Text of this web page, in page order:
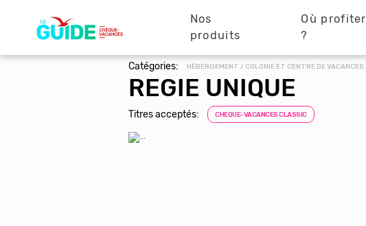
principale
Nos
produits
Où profiter
?
Catégories: HÉBERGEMENT / COLONIE ET CENTRE DE VACANCES
REGIE UNIQUE
Titres acceptés: CHEQUE-VACANCES CLASSIC